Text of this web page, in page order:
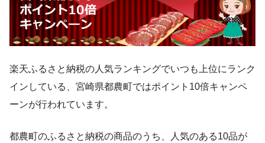
楽天ふるさと納税の人気ランキングでいつも上位にランク
インしている、宮崎県都農町ではポイント10倍キャンペ
ーンが行われています。
都農町のふるさと納税の商品のうち、人気のある10品が